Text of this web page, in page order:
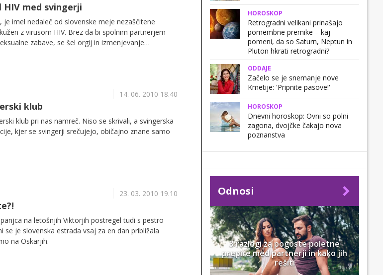
HIV med svingerji
imel nedaleč od slovenske meje nezaščitene
z virusom HIV. Brez da bi spolnim partnerjem
zabave, se šel orgij in izmenjevanje
14. 06. 2010 18.40
klub
klub pri nas namreč. Niso se skrivali, a svingerska
kjer se svingerji srečujejo, običajno znane samo
23. 03. 2010 19.10
na letošnjih Viktorjih postregel tudi s pestro
je slovenska estrada vsaj za en dan približala
na Oskarjih.
HOROSKOP
Retrogradni velikani prinašajo
pomembne premike – kaj
pomeni, da so Saturn, Neptun in
Pluton hkrati retrogradni?
ODDAJE
Začelo se je snemanje nove
Kmetije: 'Pripnite pasove!'
HOROSKOP
Dnevni horoskop: Ovni so polni
zagona, dvojčke čakajo nova
poznanstva
Odnosi
3 razlogi za pogoste poletne
prepire med partnerji in kako jih
rešiti